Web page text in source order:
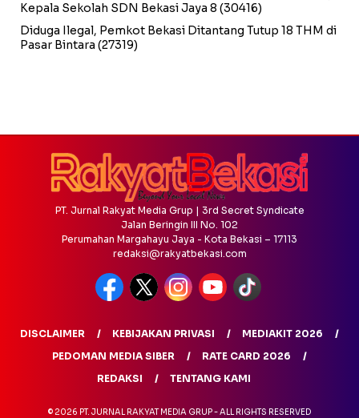
Kepala Sekolah SDN Bekasi Jaya 8 (30416)
Diduga Ilegal, Pemkot Bekasi Ditantang Tutup 18 THM di
Pasar Bintara (27319)
PT. Jurnal Rakyat Media Grup | 3rd Secret Syndicate
Jalan Beringin III No. 102
Perumahan Margahayu Jaya - Kota Bekasi – 17113
redaksi@rakyatbekasi.com
DISCLAIMER KEBIJAKAN PRIVASI
MEDIAKIT 2026
PEDOMAN MEDIA SIBER
RATE CARD 2026
REDAKSI
TENTANG KAMI
© 2026 PT. JURNAL RAKYAT MEDIA GRUP - ALL RIGHTS RESERVED